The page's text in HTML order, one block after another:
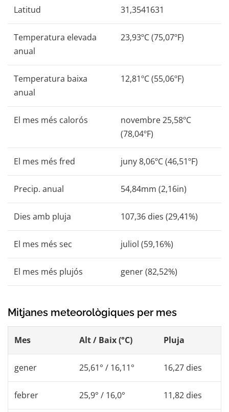
Latitud 31,3541631
Temperatura elevada
anual
23,93ºC (75,07ºF)
Temperatura baixa
anual
12,81ºC (55,06ºF)
El mes més calorós
novembre 25,58ºC
(78,04ºF)
El mes més fred juny 8,06ºC (46,51ºF)
Precip. anual 54,84mm (2,16in)
Dies amb pluja 107,36 dies (29,41%)
El mes més sec juliol (59,16%)
El mes més plujós gener (82,52%)
Mitjanes meteorològiques per mes
Mes Alt / Baix (°C) Pluja
gener 25,61° / 16,11° 16,27 dies
febrer 25,9° / 16,0° 11,82 dies